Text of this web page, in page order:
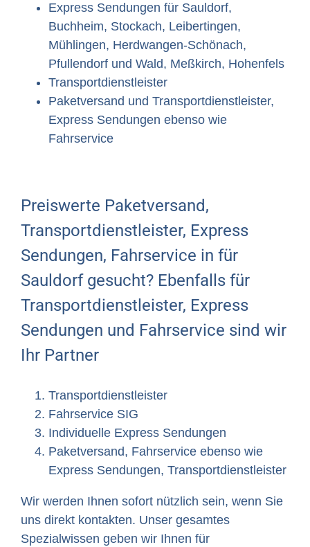
Express Sendungen für Sauldorf,
Buchheim, Stockach, Leibertingen,
Mühlingen, Herdwangen-Schönach,
Pfullendorf und Wald, Meßkirch, Hohenfels
Transportdienstleister
Paketversand und Transportdienstleister,
Express Sendungen ebenso wie
Fahrservice
Preiswerte Paketversand,
Transportdienstleister, Express
Sendungen, Fahrservice in für
Sauldorf gesucht? Ebenfalls für
Transportdienstleister, Express
Sendungen und Fahrservice sind wir
Ihr Partner
Transportdienstleister
Fahrservice SIG
Individuelle Express Sendungen
Paketversand, Fahrservice ebenso wie
Express Sendungen, Transportdienstleister
Wir werden Ihnen sofort nützlich sein, wenn Sie
uns direkt kontakten. Unser gesamtes
Spezialwissen geben wir Ihnen für